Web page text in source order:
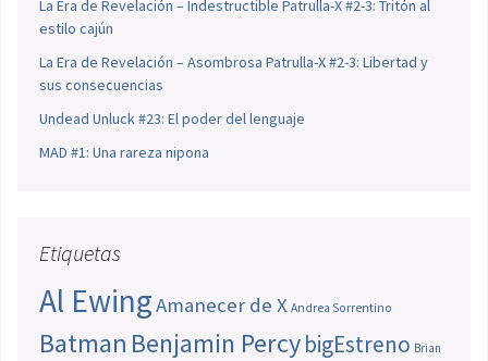
La Era de Revelación – Indestructible Patrulla-X #2-3: Tritón al
estilo cajún
La Era de Revelación – Asombrosa Patrulla-X #2-3: Libertad y
sus consecuencias
Undead Unluck #23: El poder del lenguaje
MAD #1: Una rareza nipona
Etiquetas
Al EwingAmanecer de X Andrea Sorrentino
Batman Benjamin PercybigEstreno Brian